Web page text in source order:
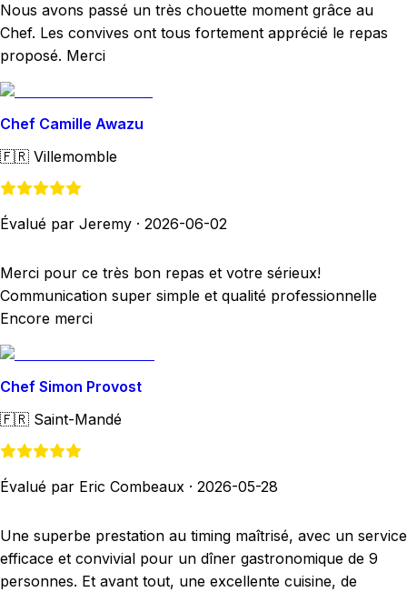
Nous avons passé un très chouette moment grâce au
Chef. Les convives ont tous fortement apprécié le repas
proposé. Merci
Chef Camille Awazu
🇫🇷 Villemomble
Évalué par Jeremy · 2026-06-02
Merci pour ce très bon repas et votre sérieux!
Communication super simple et qualité professionnelle
Encore merci
Chef Simon Provost
🇫🇷 Saint-Mandé
Évalué par Eric Combeaux · 2026-05-28
Une superbe prestation au timing maîtrisé, avec un service
efficace et convivial pour un dîner gastronomique de 9
personnes. Et avant tout, une excellente cuisine, de